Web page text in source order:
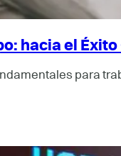
hacia el
para